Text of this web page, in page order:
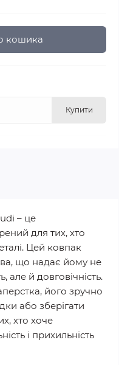
кошика
Купити
– це
для тих, хто
Цей ковпак
що надає йому не
але й довговічність.
його зручно
або зберігати
хто хоче
і прихильність